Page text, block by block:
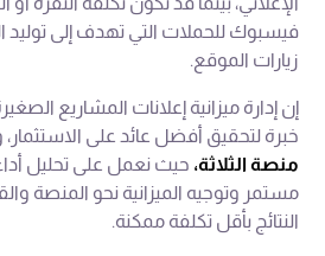
فيسبوك للحملات التي تهدف إلى توليد
زيارات الموقع.
إن إدارة ميزانية إعلانات المشاريع
خبرة لتحقيق أفضل عائد على
منصة الثلاثة، حيث نعمل على تحليل
مستمر وتوجيه الميزانية نحو المنصة
النتائج بأقل تكلفة ممكنة.